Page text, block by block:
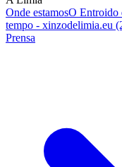
Onde estamosO Entroido
tempo - xinzodelimia.eu
Prensa